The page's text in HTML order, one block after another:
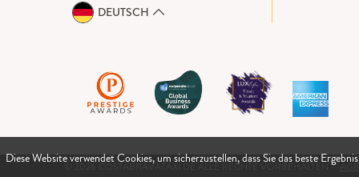
Diese Website verwendet Cookies, um sicherzustellen, dass Sie das beste
DEUTSCH
© 2026 COSTABRAVATAXI.DE ALLE RECHTE VORBEHALTEN -